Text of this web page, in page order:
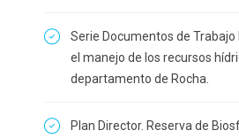
Serie Documentos de Trabajo
el manejo de los recursos
departamento de Rocha.
Plan Director. Reserva de